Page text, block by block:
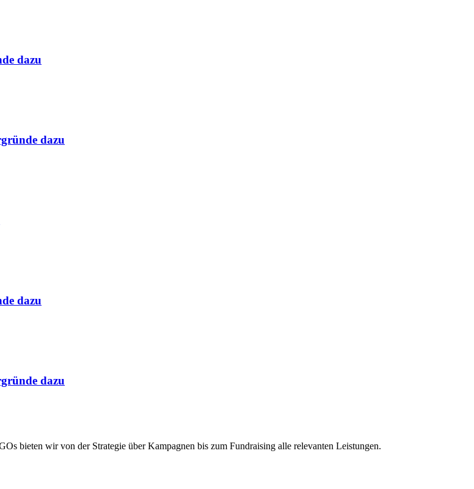
dazu
dazu
dazu
dazu
bieten wir von der Strategie über Kampagnen bis zum Fundraising alle relevanten Leistungen.